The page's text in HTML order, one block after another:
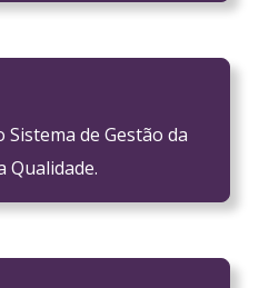
Sistema de Gestão da
Qualidade.